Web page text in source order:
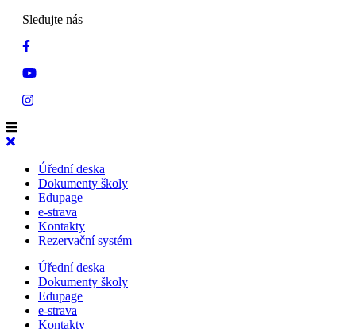
Sledujte nás
Úřední deska
Dokumenty školy
Edupage
e-strava
Kontakty
Rezervační systém
Úřední deska
Dokumenty školy
Edupage
e-strava
Kontakty